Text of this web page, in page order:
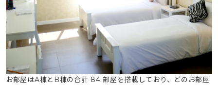
お部屋はA棟とB棟の合計 84 部屋を搭載しており、どのお部屋